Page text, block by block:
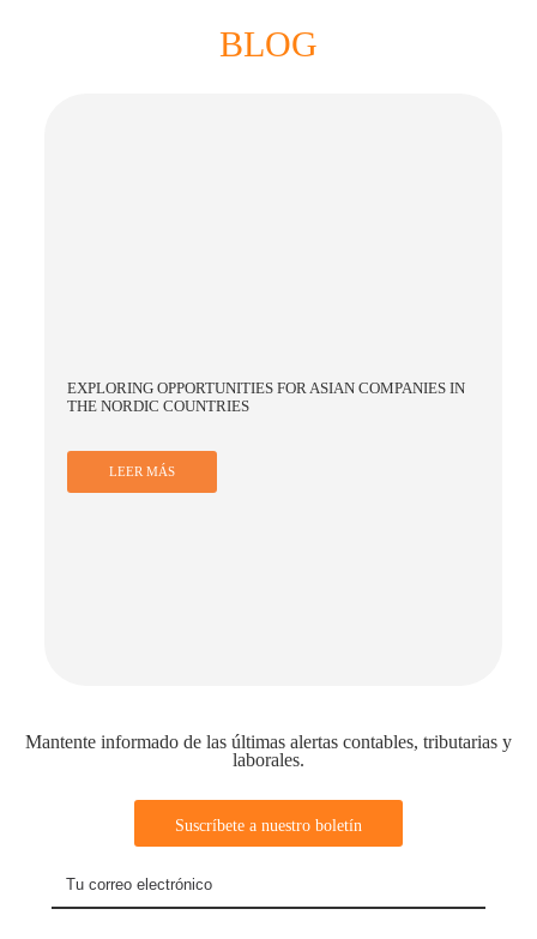
BLOG
NAVIGATING CHALLENGES AND OPPORTUNITIES FOR
BUSINESS IN CHINA AMID GLOBAL ECONOMIC SHIFTS
LEER MÁS
Mantente informado de las últimas alertas contables, tributarias y
laborales.